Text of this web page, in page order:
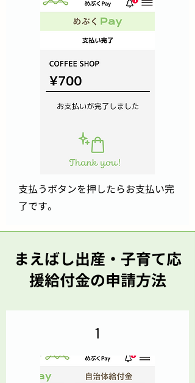
支払うボタンを押したらお支払い完
了です。
まえばし出産・子育て応
援給付金の申請方法
1